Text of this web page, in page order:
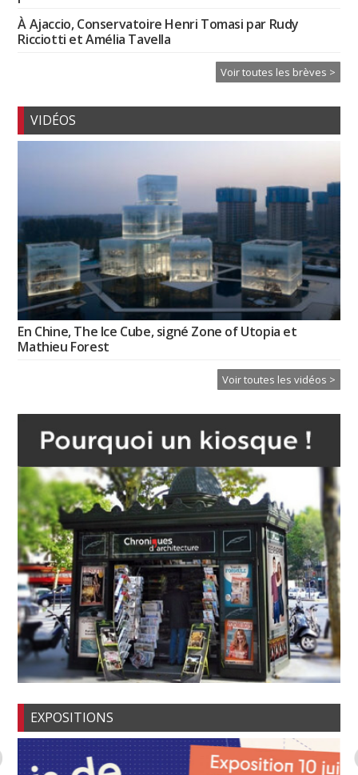
À Ajaccio, Conservatoire Henri Tomasi par Rudy
Ricciotti et Amélia Tavella
Voir toutes les brèves >
VIDÉOS
En Chine, The Ice Cube, signé Zone of Utopia et
Mathieu Forest
Voir toutes les vidéos >
EXPOSITIONS